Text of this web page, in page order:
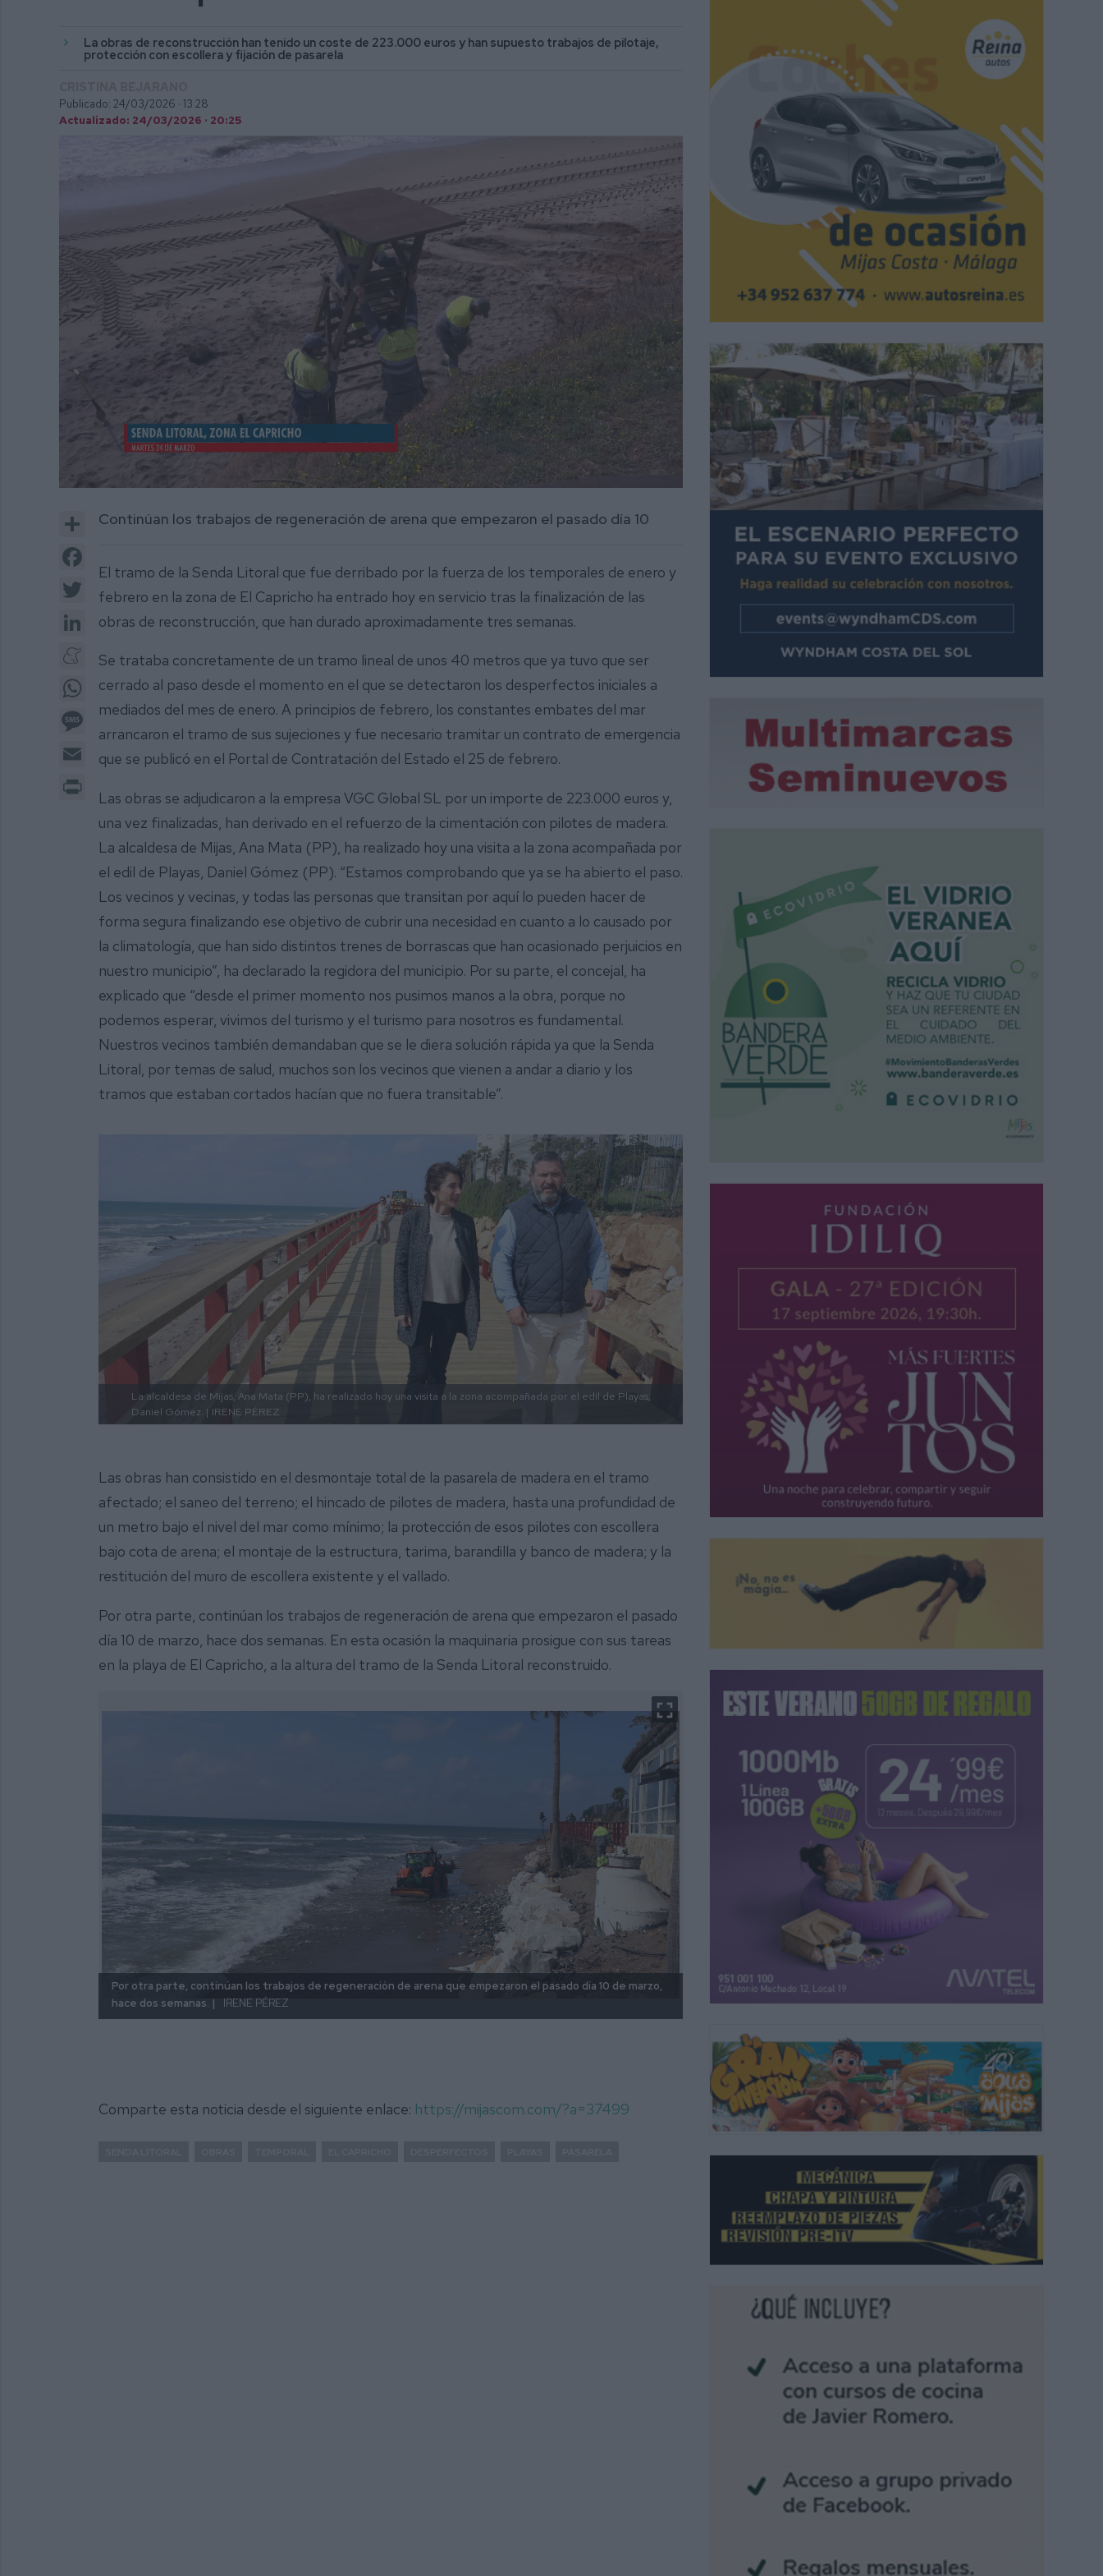
La obras de reconstrucción han tenido un coste de 223.000 euros y han supuesto trabajos de pilotaje,
protección con escollera y fijación de pasarela
Publicado: 24/03/2026 · 13:28
Actualizado: 24/03/2026 · 20:25
2
minutes,
second
Share
Twitter
LinkedIn
WhatsApp
Message
Continúan los trabajos de regeneración de arena que empezaron el pasado día 10
El tramo de la Senda Litoral que fue derribado por la fuerza de los temporales de enero y
febrero en la zona de El Capricho ha entrado hoy en servicio tras la finalización de las
obras de reconstrucción, que han durado aproximadamente tres semanas.
Se trataba concretamente de un tramo lineal de unos 40 metros que ya tuvo que ser
cerrado al paso desde el momento en el que se detectaron los desperfectos iniciales a
mediados del mes de enero. A principios de febrero, los constantes embates del mar
arrancaron el tramo de sus sujeciones y fue necesario tramitar un contrato de emergencia
que se publicó en el Portal de Contratación del Estado el 25 de febrero.
Las obras se adjudicaron a la empresa VGC Global SL por un importe de 223.000 euros y,
una vez finalizadas, han derivado en el refuerzo de la cimentación con pilotes de madera.
La alcaldesa de Mijas, Ana Mata (PP), ha realizado hoy una visita a la zona acompañada por
el edil de Playas, Daniel Gómez (PP). “Estamos comprobando que ya se ha abierto el paso.
Los vecinos y vecinas, y todas las personas que transitan por aquí lo pueden hacer de
forma segura finalizando ese objetivo de cubrir una necesidad en cuanto a lo causado por
la climatología, que han sido distintos trenes de borrascas que han ocasionado perjuicios en
nuestro municipio”, ha declarado la regidora del municipio. Por su parte, el concejal, ha
explicado que “desde el primer momento nos pusimos manos a la obra, porque no
podemos esperar, vivimos del turismo y el turismo para nosotros es fundamental.
Nuestros vecinos también demandaban que se le diera solución rápida ya que la Senda
Litoral, por temas de salud, muchos son los vecinos que vienen a andar a diario y los
tramos que estaban cortados hacían que no fuera transitable”.
La alcaldesa de Mijas, Ana Mata (PP), ha realizado hoy una visita a la zona acompañada por el edil de Playas,
Daniel Gómez. | IRENE PÉREZ
Las obras han consistido en el desmontaje total de la pasarela de madera en el tramo
afectado; el saneo del terreno; el hincado de pilotes de madera, hasta una profundidad de
un metro bajo el nivel del mar como mínimo; la protección de esos pilotes con escollera
bajo cota de arena; el montaje de la estructura, tarima, barandilla y banco de madera; y la
restitución del muro de escollera existente y el vallado.
Por otra parte, continúan los trabajos de regeneración de arena que empezaron el pasado
día 10 de marzo, hace dos semanas. En esta ocasión la maquinaria prosigue con sus tareas
en la playa de El Capricho, a la altura del tramo de la Senda Litoral reconstruido.
Por otra parte, continúan los trabajos de regeneración de arena que empezaron el pasado día 10 de marzo,
hace dos semanas. |
IRENE PÉREZ
Por otra parte, continúan los trabajos de regeneración de arena que
hace dos semanas. |
IRENE PÉREZ
Comparte esta noticia desde el siguiente enlace: https://mijascom.com/?a=37499